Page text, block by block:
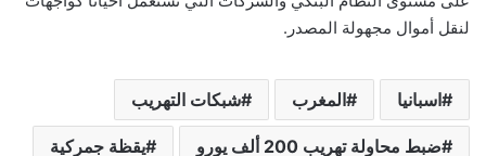
لنقل أموال مجهولة المصدر.
اسبانيا المغرب شبكات التهريب
ضبط محاولة تهريب 200 ألف يورو يقظة جمركية